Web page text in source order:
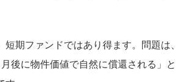
短期ファンドではあり得ます。問題は、
後に物件価値で自然に償還される」と